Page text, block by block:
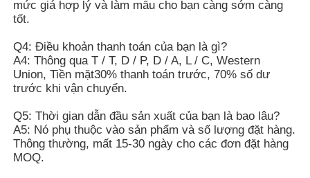
mức giá hợp lý và làm mẫu cho bạn càng sớm càng
tốt.
Q4: Điều khoản thanh toán của bạn là gì?
A4: Thông qua T / T, D / P, D / A, L / C, Western
Union, Tiền mặt30% thanh toán trước, 70% số dư
trước khi vận chuyển.
Q5: Thời gian dẫn đầu sản xuất của bạn là bao lâu?
A5: Nó phụ thuộc vào sản phẩm và số lượng đặt hàng.
Thông thường, mất 15-30 ngày cho các đơn đặt hàng
MOQ.